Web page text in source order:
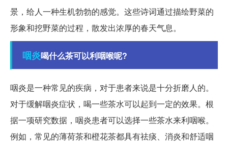
景，给人一种生机勃勃的感觉。这些诗词通过描绘野菜的
形象和挖野菜的过程，散发出浓厚的春天气息。
咽炎喝什么茶可以利咽喉呢?
咽炎是一种常见的疾病，对于患者来说是十分折磨人的。
对于缓解咽炎症状，喝一些茶水可以起到一定的效果。根
据一项研究数据，咽炎患者可以选择一些茶水来利咽喉。
例如，常见的薄荷茶和橙花茶都具有祛痰、消炎和舒适咽